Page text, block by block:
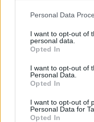
Personal Data
I want to opt-out of
personal data.
Opted In
I want to opt-out of
Personal Data.
Opted In
I want to opt-out of
Personal Data for
Opted In
Staran
1